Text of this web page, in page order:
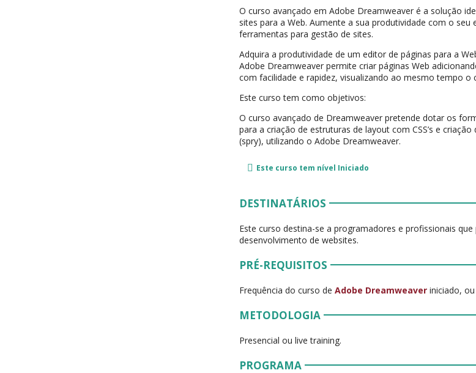
O curso avançado em Adobe Dreamweaver é a solução
sites para a Web. Aumente a sua produtividade com o seu
ferramentas para gestão de sites.
Adquira a produtividade de um editor de páginas para a
Adobe Dreamweaver permite criar páginas Web
com facilidade e rapidez, visualizando ao mesmo tempo o
Este curso tem como objetivos:
O curso avançado de Dreamweaver pretende dotar os
para a criação de estruturas de layout com CSS’s e
(spry), utilizando o Adobe Dreamweaver.
Este curso tem nível Iniciado
DESTINATÁRIOS
Este curso destina-se a programadores e profissionais
desenvolvimento de websites.
PRÉ-REQUISITOS
Frequência do curso deAdobe Dreamweaver iniciado,
METODOLOGIA
Presencial ou live training.
PROGRAMA